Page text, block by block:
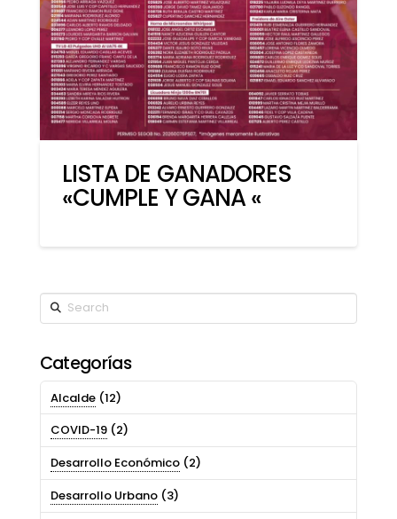
LISTA DE GANADORES
«CUMPLE Y GANA «
Search
Categorías
Alcalde(12)
COVID-19(2)
Desarrollo Económico(2)
Desarrollo Urbano(3)